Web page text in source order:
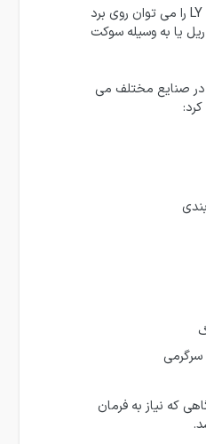
رله امرن Omron مدل LY را می توان روی برد
یا به وسیله سوکت
در صنایع مختلف می
سرگرمی
که نیاز به فرمان